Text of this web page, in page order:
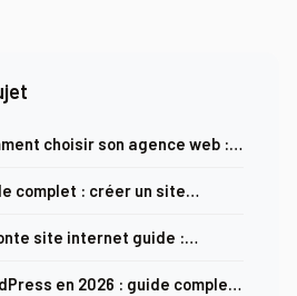
choisir son agence web :
complet : créer un site
site internet guide :
en 2026 : guide complet